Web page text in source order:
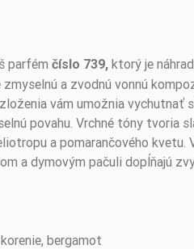
parfémčíslo 739, ktorý je
a zvodnú vonnú
vám umožnia vychutnať
povahu. Vrchné tóny tvoria
a pomarančového
a dymovým pačuli dopĺňajú
bergamot